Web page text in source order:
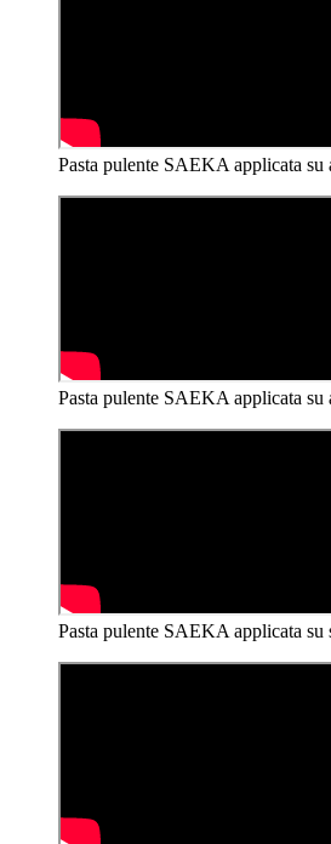
Pasta pulente SAEKA applicata
Pasta pulente SAEKA applicata su
Pasta pulente SAEKA applicata